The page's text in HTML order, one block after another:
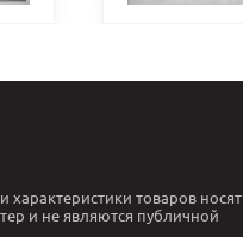
товаров носят
и не являются публичной